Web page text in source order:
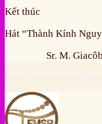
Kết thúc
Hát “Thành Kính
Sr. M.